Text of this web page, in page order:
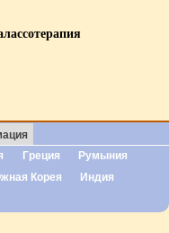
Греция
Румыния
Корея
Индия